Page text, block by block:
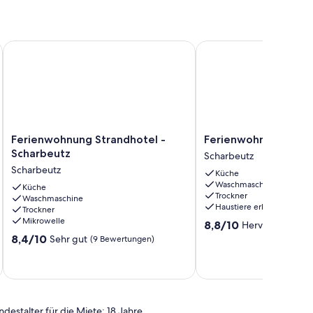
Ferienwohnung
Strandhotel
Scharbeutz
Scharbeutz
Ferienwohnung Strandhotel -
Scharbeutz
Scharbeutz
Küche
Waschmaschine
Trockner
Mikrowelle
8.4
8,4/10 Sehr gut (9 Bewertungen)
Ferienwohnung Strandhotel - Scharbeutz
Ferienwohnung
Strandperle
Scharbeutz
Ferienwohnung
Scharbeutz
Küche
Waschmaschine
Trockner
Haustiere erlaubt
8.8
8,8/10 Hervorragend
Ferienwohnung